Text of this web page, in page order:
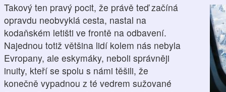
Takový ten pravý pocit, že právě teď začíná
opravdu neobvyklá cesta, nastal na
kodaňském letišti ve frontě na odbavení.
Najednou totiž většina lidí kolem nás nebyla
Evropany, ale eskymáky, neboli správněji
inuity, kteří se spolu s námi těšili, že
konečně vypadnou z té vedrem sužované